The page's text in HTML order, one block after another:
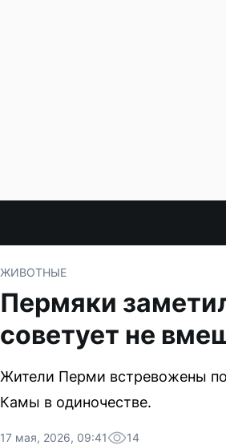
ЖИВОТНЫЕ
Пермяки
советует не
Жители Перми встревожены
Камы в одиночестве.
17 мая, 2026, 09:41 14